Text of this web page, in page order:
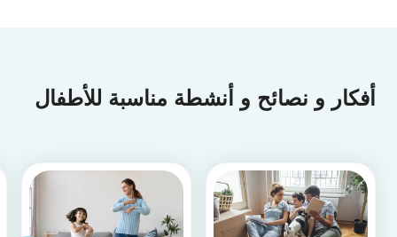
أفكار و نصائح و أنشطة مناسبة للأطفال